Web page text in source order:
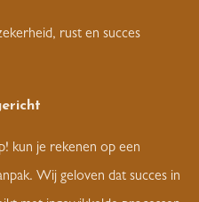
rust en succes
kun je rekenen op een
Wij geloven dat succes in